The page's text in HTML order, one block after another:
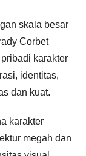
skala besar
Corbet
karakter
identitas,
dan kuat.
karakter
megah dan